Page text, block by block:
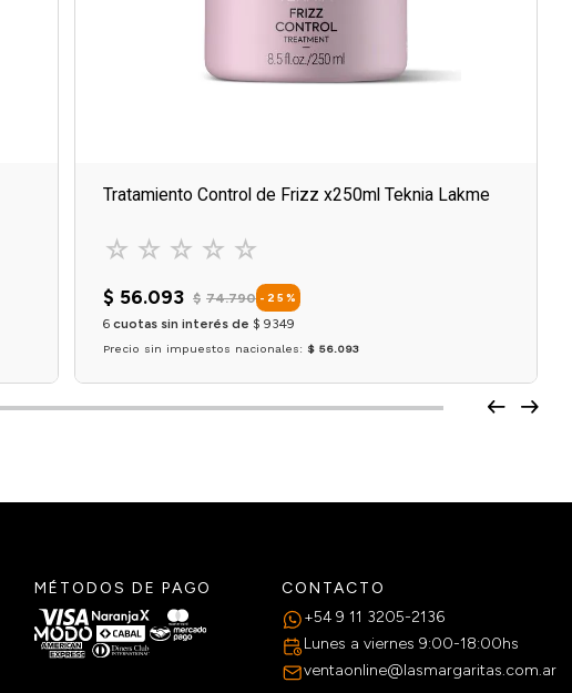
Tratamiento Control de Frizz x250ml Teknia Lakme
☆ ☆ ☆ ☆ ☆
$ 56.093 $ 74.790 - 25 %
6 cuotas sin interés de $ 9349
Precio sin impuestos nacionales: $ 56.093
MÉTODOS DE PAGO
CONTACTO
+54 9 11 3205-2136
Lunes a viernes 9:00-18:00hs
ventaonline@lasmargaritas.com.ar